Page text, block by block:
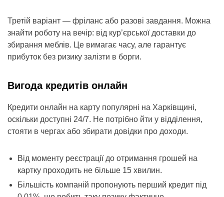
Третій варіант — фріланс або разові завдання. Можна
знайти роботу на вечір: від кур’єрської доставки до
збирання меблів. Це вимагає часу, але гарантує
прибуток без ризику залізти в борги.
Вигода кредитів онлайн
Кредити онлайн на карту популярні на Харківщині,
оскільки доступні 24/7. Не потрібно йти у відділення,
стояти в чергах або збирати довідки про доходи.
Від моменту реєстрації до отримання грошей на
картку проходить не більше 15 хвилин.
Більшість компаній пропонують перший кредит під